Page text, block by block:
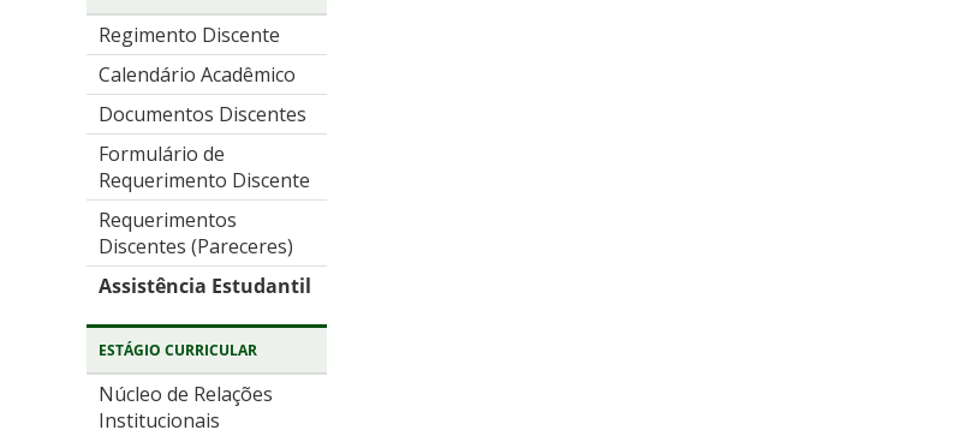
Regimento Discente
Calendário Acadêmico
Documentos Discentes
Formulário de
Requerimento Discente
Requerimentos
Discentes (Pareceres)
Assistência Estudantil
ESTÁGIO CURRICULAR
Núcleo de Relações
Institucionais